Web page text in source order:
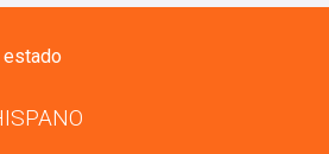
estado